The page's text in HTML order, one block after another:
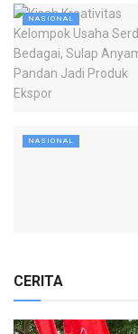
NASIONAL
NASIONAL
CERITA